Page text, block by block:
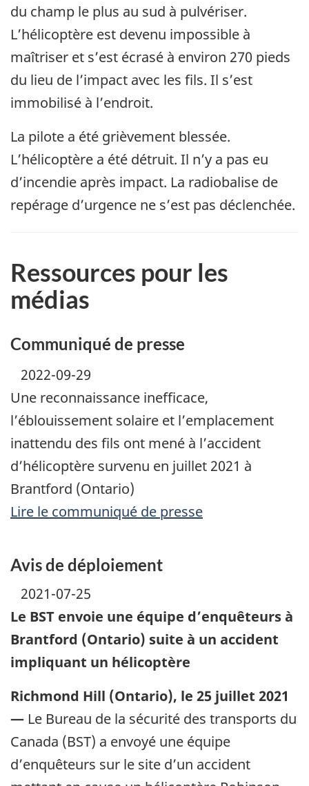
du champ le plus au sud à pulvériser.
L’hélicoptère est devenu impossible à
maîtriser et s’est écrasé à environ 270 pieds
du lieu de l’impact avec les fils. Il s’est
immobilisé à l’endroit.
La pilote a été grièvement blessée.
L’hélicoptère a été détruit. Il n’y a pas eu
d’incendie après impact. La radiobalise de
repérage d’urgence ne s’est pas déclenchée.
Ressources pour les
médias
Communiqué de presse
2022-09-29
Une reconnaissance inefficace,
l’éblouissement solaire et l’emplacement
inattendu des fils ont mené à l’accident
d’hélicoptère survenu en juillet 2021 à
Brantford (Ontario)
Lire le communiqué de presse
Avis de déploiement
2021-07-25
Le BST envoie une équipe d’enquêteurs à
Brantford (Ontario) suite à un accident
impliquant un hélicoptère
Richmond Hill (Ontario), le 25 juillet 2021
— Le Bureau de la sécurité des transports du
Canada (BST) a envoyé une équipe
d’enquêteurs sur le site d’un accident